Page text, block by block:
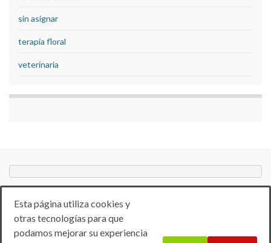
sin asignar
terapia floral
veterinaria
Esta página utiliza cookies y
otras tecnologías para que
podamos mejorar su experiencia